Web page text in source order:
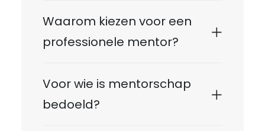
Waarom kiezen voor een
professionele mentor?
Voor wie is mentorschap
bedoeld?